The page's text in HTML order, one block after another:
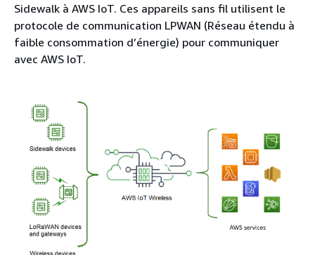
Sidewalk à AWS IoT. Ces appareils sans fil utilisent le
protocole de communication LPWAN (Réseau étendu à
faible consommation d’énergie) pour communiquer
avec AWS IoT.